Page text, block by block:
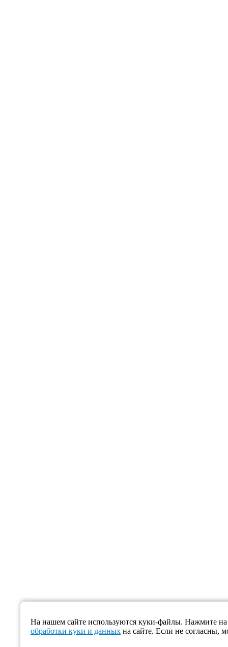
На нашем сайте используются куки-файлы. Нажмите
обработки куки и данных на сайте. Если не согласны,